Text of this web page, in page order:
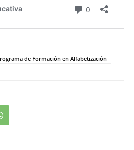
de Formación en Alfabetización